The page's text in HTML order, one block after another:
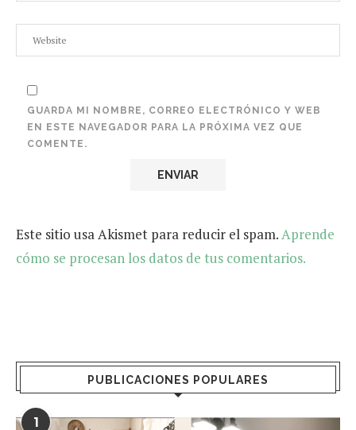
GUARDA MI NOMBRE, CORREO ELECTRÓNICO Y WEB
EN ESTE NAVEGADOR PARA LA PRÓXIMA VEZ QUE
COMENTE.
Este sitio usa Akismet para reducir el spam.Aprende
cómo se procesan los datos de tus comentarios.
PUBLICACIONES POPULARES
1